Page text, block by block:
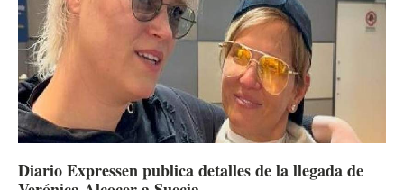
Diario Expressen publica detalles de la llegada de